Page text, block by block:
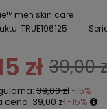
men skin care
TRUE196125
zł 39,00
39,00 zł -15%
cena: 39,00 zł -15%